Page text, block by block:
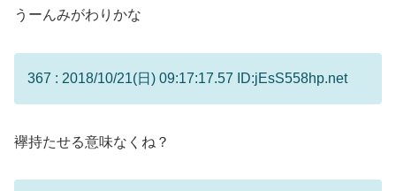
うーんみがわりかな
367 : 2018/10/21(日) 09:17:17.57 ID:jEsS558hp.net
襷持たせる意味なくね？